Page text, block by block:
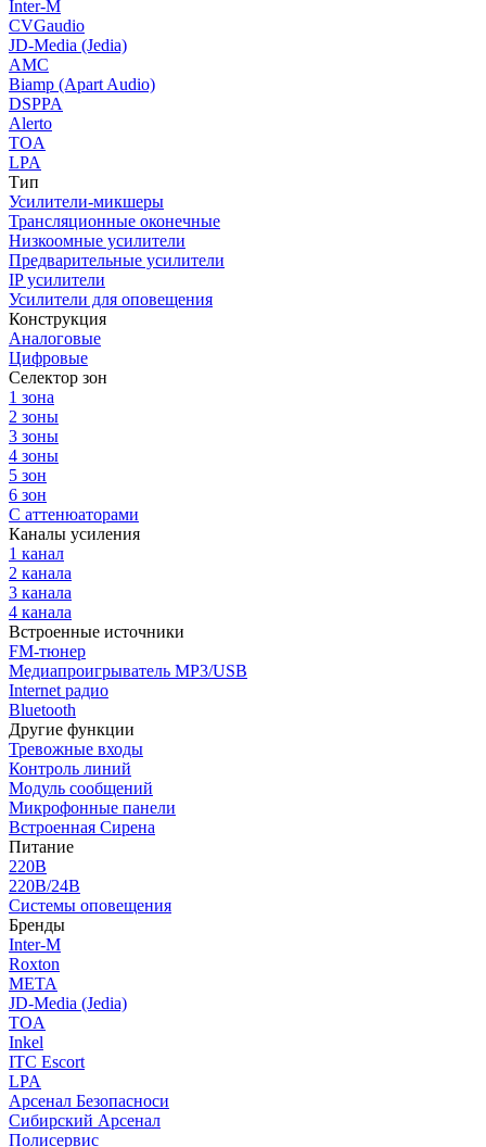
Inter-M
CVGaudio
JD-Media (Jedia)
AMC
Biamp (Apart Audio)
DSPPA
Alerto
TOA
LPA
Тип
Усилители-микшеры
Трансляционные оконечные
Низкоомные усилители
Предварительные усилители
IP усилители
Усилители для оповещения
Конструкция
Аналоговые
Цифровые
Селектор зон
1 зона
2 зоны
3 зоны
4 зоны
5 зон
6 зон
С аттенюаторами
Каналы усиления
1 канал
2 канала
3 канала
4 канала
Встроенные источники
FM-тюнер
Медиапроигрыватель MP3/USB
Internet радио
Bluetooth
Другие функции
Тревожные входы
Контроль линий
Модуль сообщений
Микрофонные панели
Встроенная Сирена
Питание
220В
220В/24В
Системы оповещения
Бренды
Inter-M
Roxton
МЕТА
JD-Media (Jedia)
TOA
Inkel
ITC Escort
LPA
Арсенал Безопасноси
Сибирский Арсенал
Полисервис